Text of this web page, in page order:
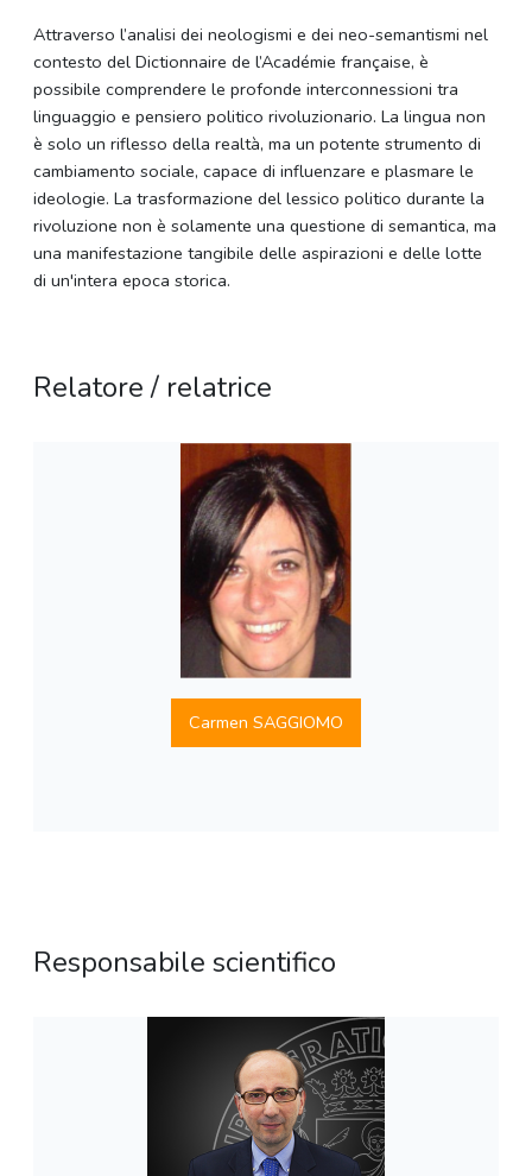
Attraverso l’analisi dei neologismi e dei neo-semantismi nel
contesto del Dictionnaire de l’Académie française, è
possibile comprendere le profonde interconnessioni tra
linguaggio e pensiero politico rivoluzionario. La lingua non
è solo un riflesso della realtà, ma un potente strumento di
cambiamento sociale, capace di influenzare e plasmare le
ideologie. La trasformazione del lessico politico durante la
rivoluzione non è solamente una questione di semantica, ma
una manifestazione tangibile delle aspirazioni e delle lotte
di un'intera epoca storica.
Relatore / relatrice
Carmen SAGGIOMO
Responsabile scientifico